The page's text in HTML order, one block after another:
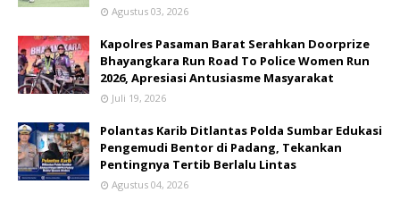
Agustus 03, 2026
Kapolres Pasaman Barat Serahkan Doorprize
Bhayangkara Run Road To Police Women Run
2026, Apresiasi Antusiasme Masyarakat
Juli 19, 2026
Polantas Karib Ditlantas Polda Sumbar Edukasi
Pengemudi Bentor di Padang, Tekankan
Pentingnya Tertib Berlalu Lintas
Agustus 04, 2026